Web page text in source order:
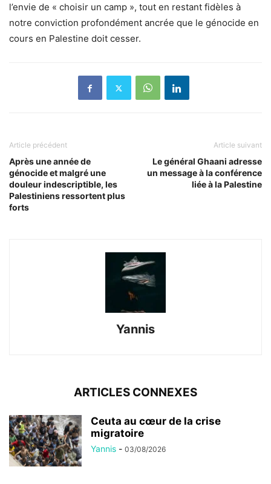
l’envie de « choisir un camp », tout en restant fidèles à
notre conviction profondément ancrée que le génocide en
cours en Palestine doit cesser.
Article précédent
Après une année de
génocide et malgré une
douleur indescriptible, les
Palestiniens ressortent plus
forts
Article suivant
Le général Ghaani adresse
un message à la conférence
liée à la Palestine
Yannis
ARTICLES CONNEXES
Ceuta au cœur de la crise
migratoire
Yannis - 03/08/2026